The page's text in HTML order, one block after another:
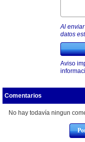
Al
datos
Aviso
Comentarios
No hay todavía ningun